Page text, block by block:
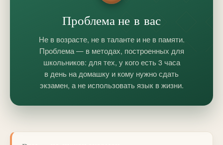
Проблема не в вас
Не в возрасте, не в таланте и не в памяти.
Проблема — в методах, построенных для
школьников: для тех, у кого есть 3 часа
в день на домашку и кому нужно сдать
экзамен, а не использовать язык в жизни.